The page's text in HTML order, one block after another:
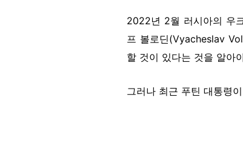
2022년 2월 러시아의 우
프 볼로딘(Vyacheslav
할 것이 있다는 것을 알아
그러나 최근 푸틴 대통령